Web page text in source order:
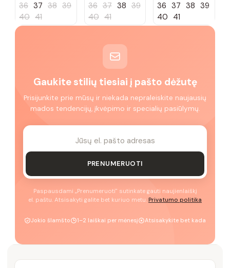
36 37 38 39
40 41
36 37 38 39
40 41
36 37 38 39
40 41
Gaukite stilių tiesiai į pašto dėžutę
Prisijunkite prie mūsų ir niekada nepraleiskite naujausių
mados tendencijų, įkvėpimo ir specialių pasiūlymų.
PRENUMERUOTI
Paspausdami „Prenumeruoti" sutinkate gauti naujienlaiškį
el. paštu. Atsisakyti galite bet kuriuo metu. Privatumo politika
Jokio šlamšto 1–2 laiškai per mėnesį Atsisakykite bet kada